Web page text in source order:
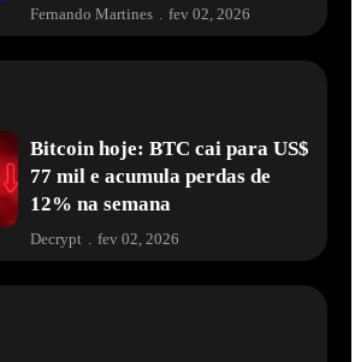
Fernando Martines fev 02, 2026
Bitcoin hoje: BTC cai para US$
77 mil e acumula perdas de
12% na semana
Decrypt . fev 02, 2026